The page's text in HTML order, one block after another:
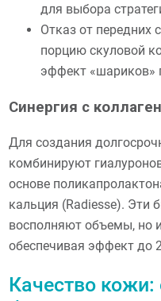
для выбора
Отказ от передних
порцию скуловой
эффект «шариков»
Синергия с
Для создания
комбинируют
основе
кальция (Radiesse). Эти
восполняют объемы, но
обеспечивая эффект до
Качество кожи: